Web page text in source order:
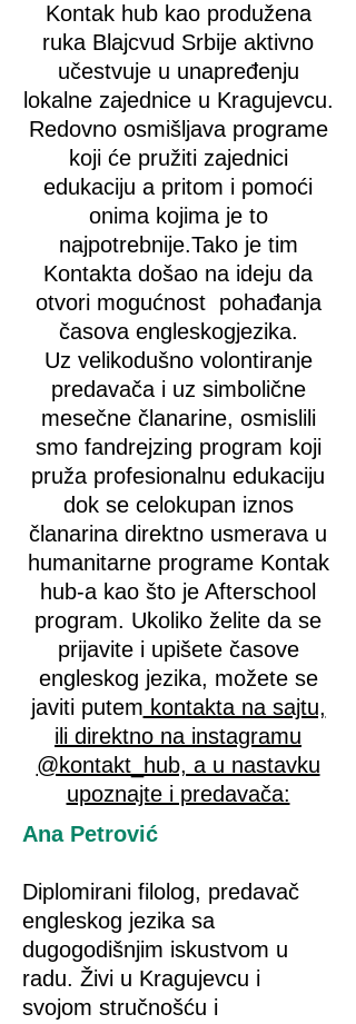
Kontak hub kao produžena
ruka Blajcvud Srbije aktivno
učestvuje u unapređenju
lokalne zajednice u Kragujevcu.
Redovno osmišljava programe
koji će pružiti zajednici
edukaciju a pritom i pomoći
onima kojima je to
najpotrebnije.Tako je tim
Kontakta došao na ideju da
otvori mogućnost pohađanja
časova engleskogjezika.
Uz velikodušno volontiranje
predavača i uz simbolične
mesečne članarine, osmislili
smo fandrejzing program koji
pruža profesionalnu edukaciju
dok se celokupan iznos
članarina direktno usmerava u
humanitarne programe Kontak
hub-a kao što je Afterschool
program. Ukoliko želite da se
prijavite i upišete časove
engleskog jezika, možete se
javiti putem kontakta na sajtu,
ili direktno na instagramu
@kontakt_hub, a u nastavku
upoznajte i predavača:
Ana Petrović
Diplomirani filolog, predavač
engleskog jezika sa
dugogodišnjim iskustvom u
radu. Živi u Kragujevcu i
svojom stručnošću i